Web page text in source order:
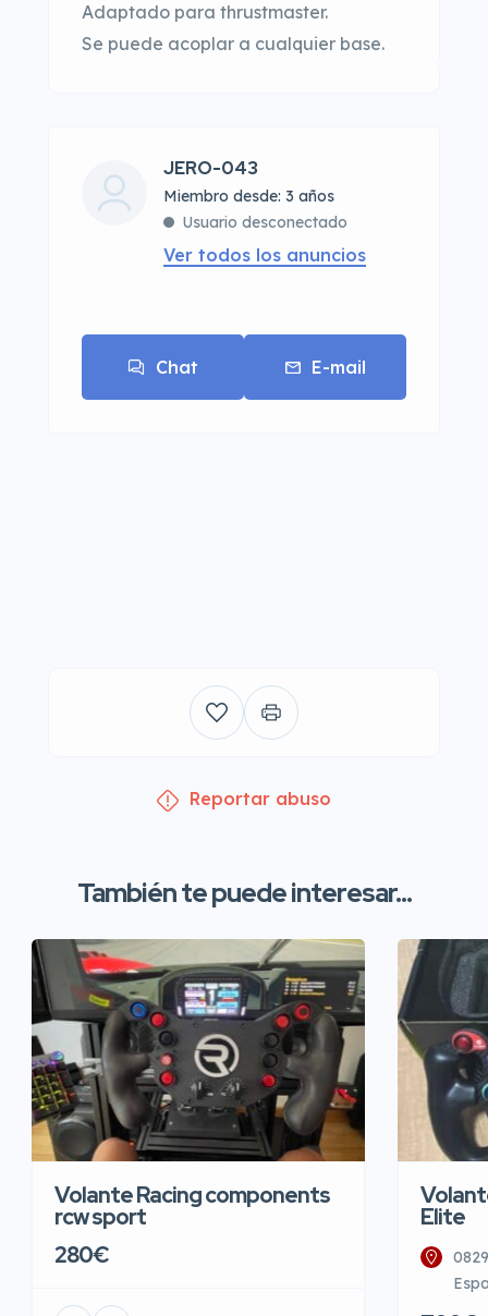
Adaptado para thrustmaster.
Se puede acoplar a cualquier base.
JERO-043
Miembro desde: 3 años
Usuario desconectado
Ver todos los anuncios
Chat E-mail
Reportar abuso
También te puede interesar...
Volante Racing components
rcw sport
280€
Elite